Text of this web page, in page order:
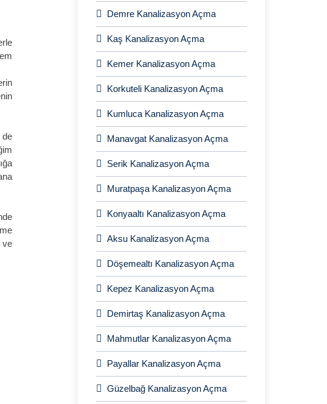
de
ve
Demre Kanalizasyon Açma
Kaş Kanalizasyon Açma
Kemer Kanalizasyon Açma
Korkuteli Kanalizasyon Açma
Kumluca Kanalizasyon Açma
Manavgat Kanalizasyon Açma
Serik Kanalizasyon Açma
Muratpaşa Kanalizasyon Açma
Konyaaltı Kanalizasyon Açma
Aksu Kanalizasyon Açma
Döşemealtı Kanalizasyon Açma
Kepez Kanalizasyon Açma
Demirtaş Kanalizasyon Açma
Mahmutlar Kanalizasyon Açma
Payallar Kanalizasyon Açma
Güzelbağ Kanalizasyon Açma